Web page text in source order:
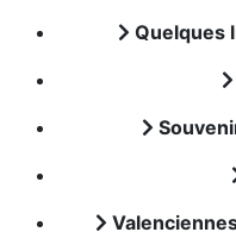
Quelques